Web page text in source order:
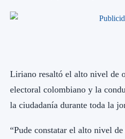
Liriano resaltó el alto nivel de
electoral colombiano y la
la ciudadanía durante toda la
“Pude constatar el alto nivel